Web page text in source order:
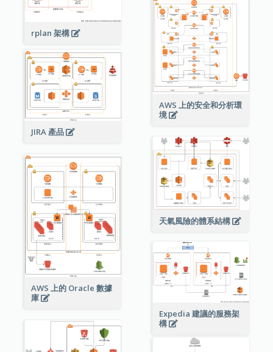
rplan 架構
AWS 上的安全和分析環
境
JIRA 產品
天氣風險的體系結構
AWS 上的 Oracle 數據
庫
Expedia 建議的服務架
構